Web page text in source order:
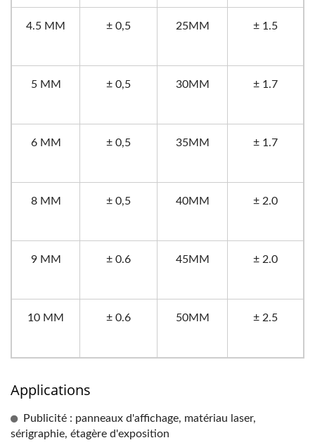
4.5 MM ± 0,5 25MM ± 1.5
5 MM ± 0,5 30MM ± 1.7
6 MM ± 0,5 35MM ± 1.7
8 MM ± 0,5 40MM ± 2.0
9 MM ± 0.6 45MM ± 2.0
10 MM ± 0.6 50MM ± 2.5
Applications
Publicité : panneaux d'affichage, matériau laser,
sérigraphie, étagère d'exposition